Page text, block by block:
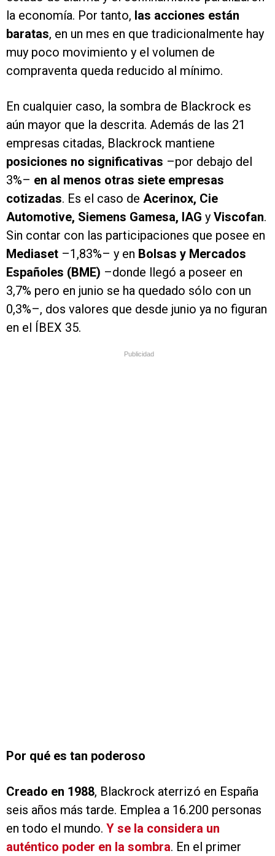
la economía. Por tanto, las acciones están
baratas, en un mes en que tradicionalmente hay
muy poco movimiento y el volumen de
compraventa queda reducido al mínimo.
En cualquier caso, la sombra de Blackrock es
aún mayor que la descrita. Además de las 21
empresas citadas, Blackrock mantiene
posiciones no significativas –por debajo del
3%– en al menos otras siete empresas
cotizadas. Es el caso de Acerinox, Cie
Automotive, Siemens Gamesa, IAG y Viscofan.
Sin contar con las participaciones que posee en
Mediaset –1,83%– y en Bolsas y Mercados
Españoles (BME) –donde llegó a poseer en
3,7% pero en junio se ha quedado sólo con un
0,3%–, dos valores que desde junio ya no figuran
en el ÍBEX 35.
Publicidad
Por qué es tan poderoso
Creado en 1988, Blackrock aterrizó en España
seis años más tarde. Emplea a 16.200 personas
en todo el mundo. Y se la considera un
auténtico poder en la sombra. En el primer